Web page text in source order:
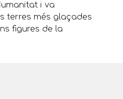
i va
terres més glaçades
figures de la